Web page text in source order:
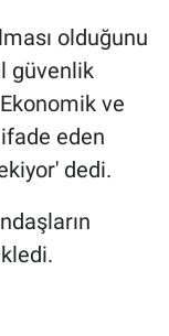
olduğunu
güvenlik
ve
eden
dedi.